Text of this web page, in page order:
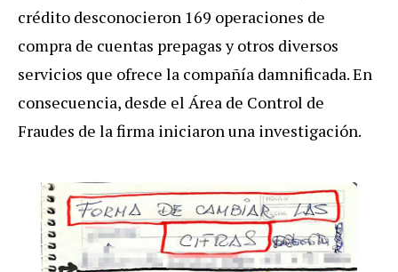
crédito desconocieron 169 operaciones de
compra de cuentas prepagas y otros diversos
servicios que ofrece la compañía damnificada. En
consecuencia, desde el Área de Control de
Fraudes de la firma iniciaron una investigación.